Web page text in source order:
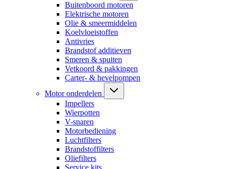
Buitenboord motoren
Elektrische motoren
Olie & smeermiddelen
Koelvloeistoffen
Antivries
Brandstof additieven
Smeren & spuiten
Vetkoord & pakkingen
Carter- & hevelpompen
Motor onderdelen
Impellers
Wierpotten
V-snaren
Motorbediening
Luchtfilters
Brandstoffilters
Oliefilters
Service kits